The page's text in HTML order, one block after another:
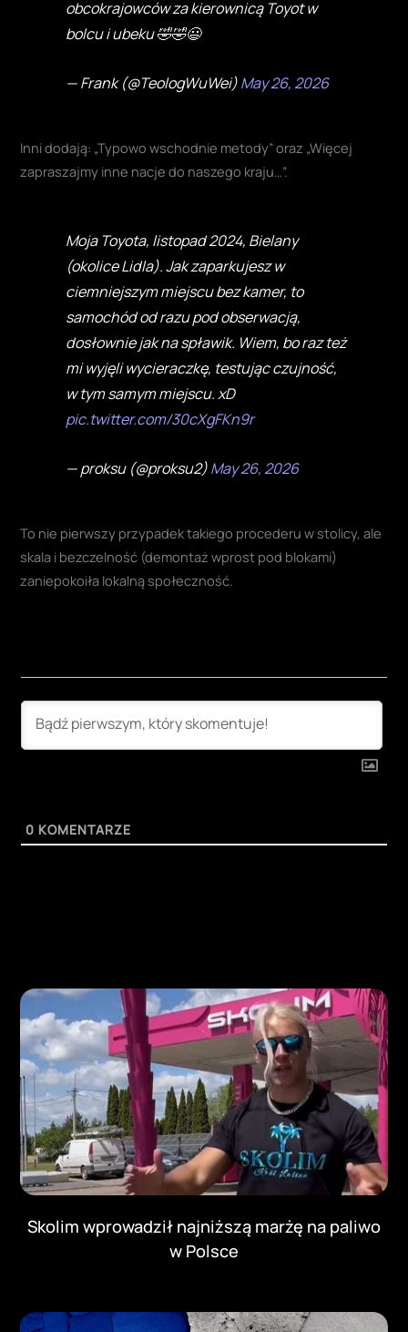
obcokrajowców za kierownicą Toyot w
bolcu i ubeku 🤣🤣😃
— Frank (@TeologWuWei)May 26, 2026
Inni dodają: „Typowo wschodnie metody” oraz „Więcej
zapraszajmy inne nacje do naszego kraju…”.
Moja Toyota, listopad 2024, Bielany
(okolice Lidla). Jak zaparkujesz w
ciemniejszym miejscu bez kamer, to
samochód od razu pod obserwacją,
dosłownie jak na spławik. Wiem, bo raz też
mi wyjęli wycieraczkę, testując czujność,
w tym samym miejscu. xD
pic.twitter.com/30cXgFKn9r
— proksu (@proksu2)May 26, 2026
To nie pierwszy przypadek takiego procederu w stolicy, ale
skala i bezczelność (demontaż wprost pod blokami)
zaniepokoiła lokalną społeczność.
0 KOMENTARZE
Skolim wprowadził najniższą marżę na paliwo
w Polsce